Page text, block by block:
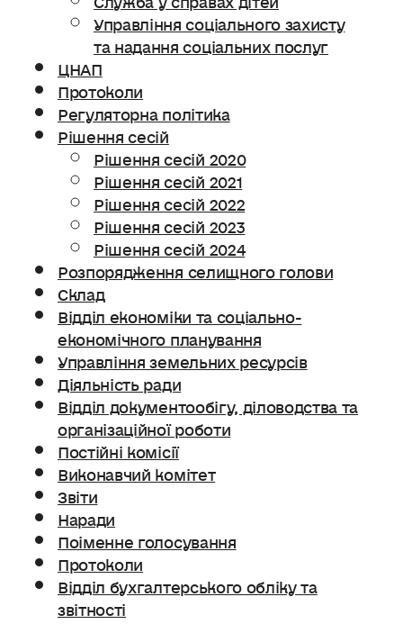
Управління соціального захисту
та надання соціальних послуг
ЦНАП
Протоколи
Регуляторна політика
Рішення сесій
Рішення сесій 2020
Рішення сесій 2021
Рішення сесій 2022
Рішення сесій 2023
Рішення сесій 2024
Розпорядження селищного голови
Склад
Відділ економіки та соціально-
економічного планування
Управління земельних ресурсів
Діяльність ради
Відділ документообігу, діловодства та
організаційної роботи
Постійні комісії
Виконавчий комітет
Звіти
Наради
Поіменне голосування
Протоколи
Відділ бухгалтерського обліку та
звітності